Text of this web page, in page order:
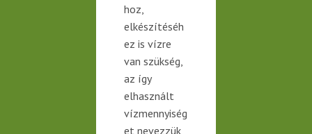
hoz,
elkészítéséh
ez is vízre
van szükség,
az így
elhasznált
vízmennyiség
et nevezzük